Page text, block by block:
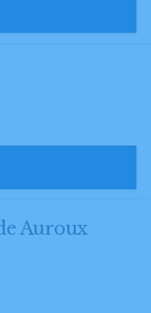
Auroux